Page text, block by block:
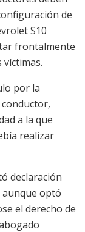
de
S10
frontalmente
por la
a la que
realizar
declaración
optó
el derecho de